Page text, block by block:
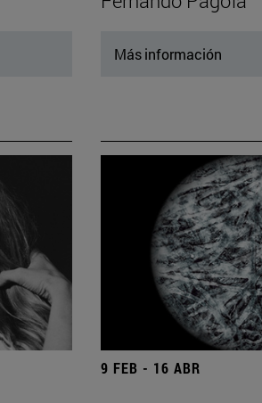
Más información
9 FEB - 16 ABR